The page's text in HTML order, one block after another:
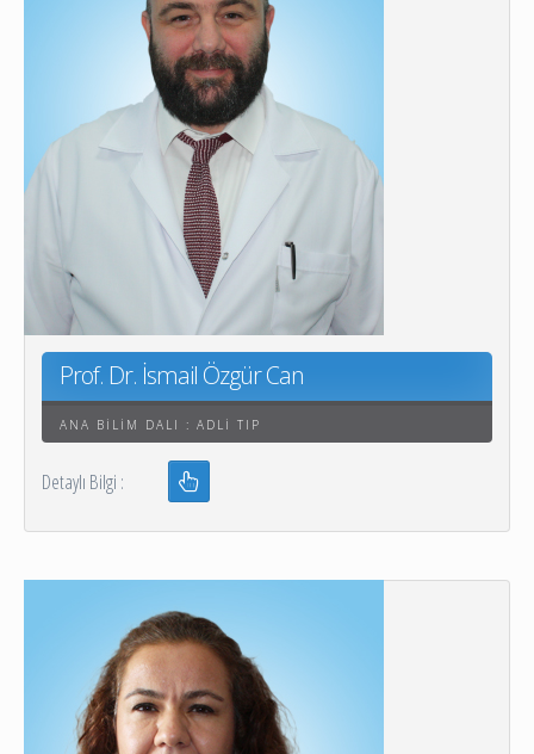
Prof. Dr. İsmail Özgür Can
ANA BILIM DALI : ADLI TIP
Detaylı Bilgi :